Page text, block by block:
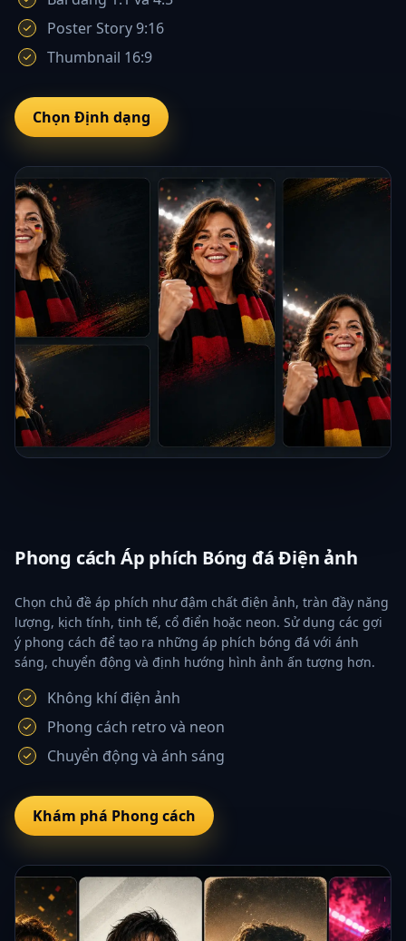
Poster Story 9:16
Thumbnail 16:9
Chọn Định dạng
Phong cách Áp phích Bóng đá Điện ảnh
Chọn chủ đề áp phích như đậm chất điện ảnh, tràn đầy năng
lượng, kịch tính, tinh tế, cổ điển hoặc neon. Sử dụng các gợi
ý phong cách để tạo ra những áp phích bóng đá với ánh
sáng, chuyển động và định hướng hình ảnh ấn tượng hơn.
Không khí điện ảnh
Phong cách retro và neon
Chuyển động và ánh sáng
Khám phá Phong cách